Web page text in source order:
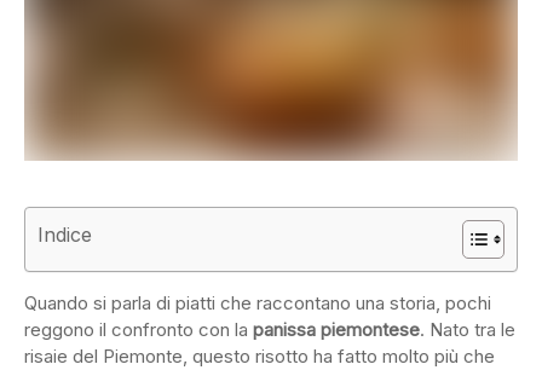
Indice
Quando si parla di piatti che raccontano una storia, pochi
reggono il confronto con la panissa piemontese. Nato tra le
risaie del Piemonte, questo risotto ha fatto molto più che